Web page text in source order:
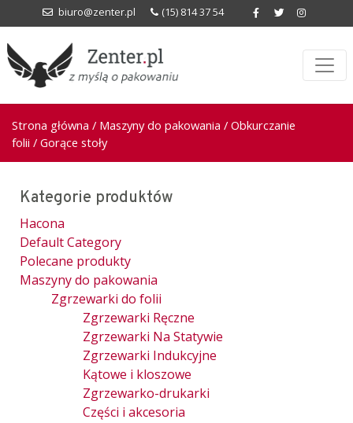
biuro@zenter.pl (15) 814 37 54
Strona główna / Maszyny do pakowania / Obkurczanie
folii / Gorące stoły
Kategorie produktów
Hacona
Default Category
Polecane produkty
Maszyny do pakowania
Zgrzewarki do folii
Zgrzewarki Ręczne
Zgrzewarki Na Statywie
Zgrzewarki Indukcyjne
Kątowe i kloszowe
Zgrzewarko-drukarki
Części i akcesoria